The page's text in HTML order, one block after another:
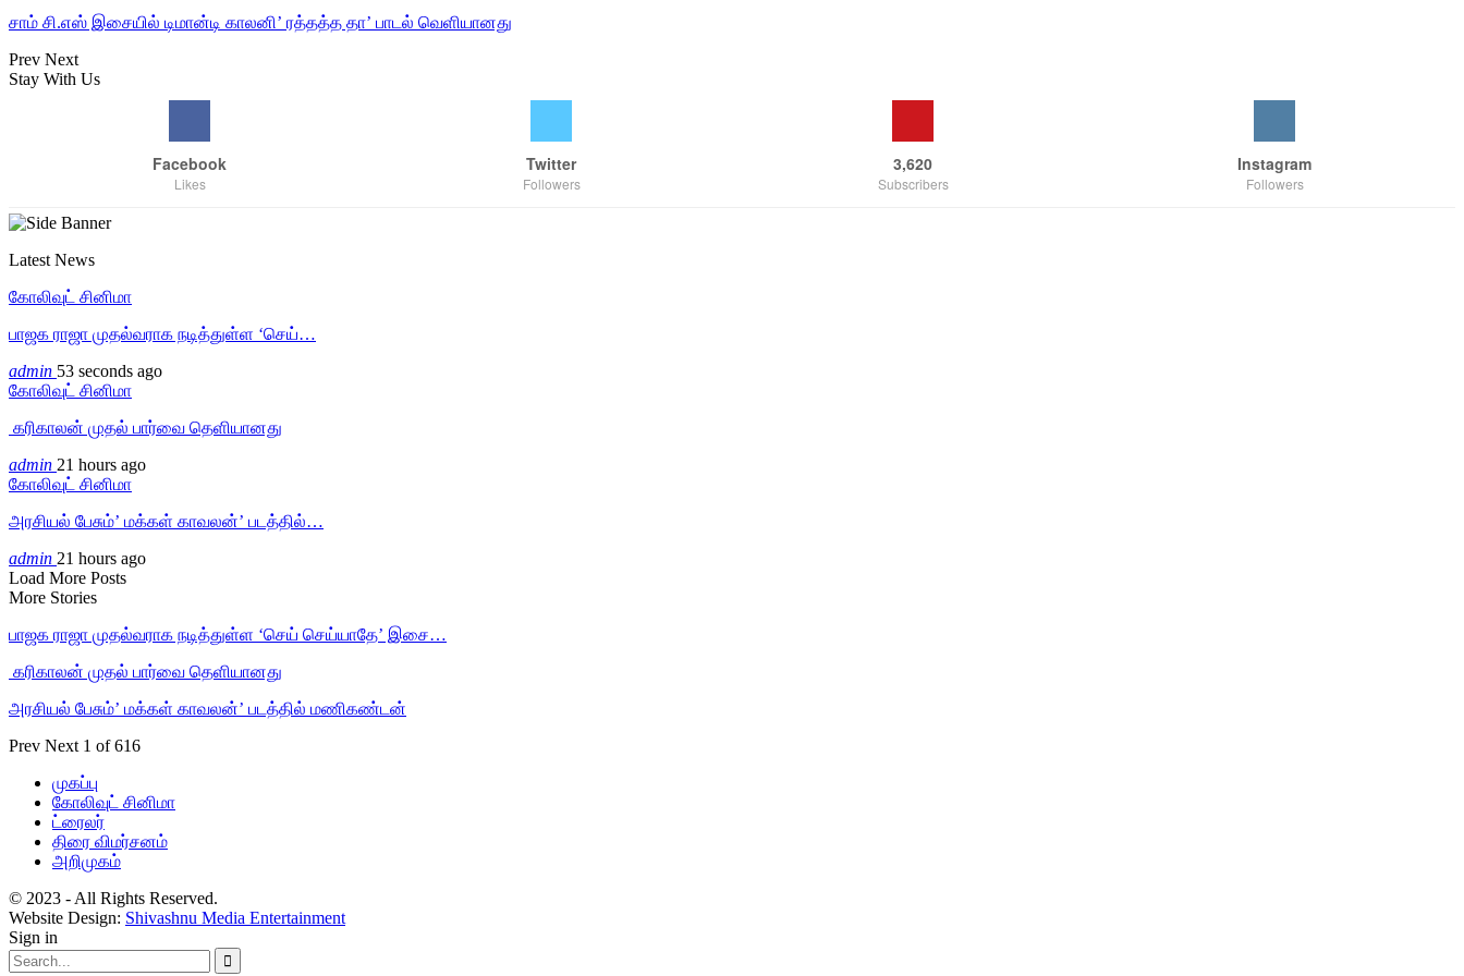
சாம் சி.எஸ் இசையில் டிமான்டி காலனி’ ரத்தத்த தா’ பாடல் வெளியானது
Prev Next
Stay With Us
Facebook
Likes
Twitter
Followers
3,620
Subscribers
Instagram
Followers
Latest News
கோலிவுட் சினிமா
பாஜக ராஜா முதல்வராக நடித்துள்ள ‘செய்…
admin 53 seconds ago
கோலிவுட் சினிமா
‎ கரிகாலன் முதல் பார்வை தெளியானது
admin 21 hours ago
கோலிவுட் சினிமா
அரசியல் பேசும்’ மக்கள் காவலன்’ படத்தில்…
admin 21 hours ago
Load More Posts
More Stories
பாஜக ராஜா முதல்வராக நடித்துள்ள ‘செய் செய்யாதே’ இசை…
‎ கரிகாலன் முதல் பார்வை தெளியானது
அரசியல் பேசும்’ மக்கள் காவலன்’ படத்தில் மணிகண்டன்
Prev Next 1 of 616
முகப்பு
கோலிவுட் சினிமா
ட்ரைலர்
திரை விமர்சனம்
அறிமுகம்
© 2023 - All Rights Reserved.
Website Design: Shivashnu Media Entertainment
Sign in